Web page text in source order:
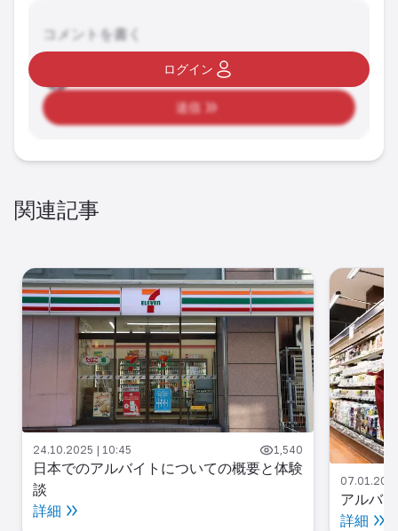
コメントを書く
送信
ログイン
関連記事
24.10.2025 | 10:45 1,540
日本でのアルバイトについての概要と体験
談
詳細
アルバ
詳細